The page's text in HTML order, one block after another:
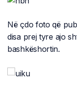
Në çdo foto që
disa prej tyre ajo
bashkëshortin.